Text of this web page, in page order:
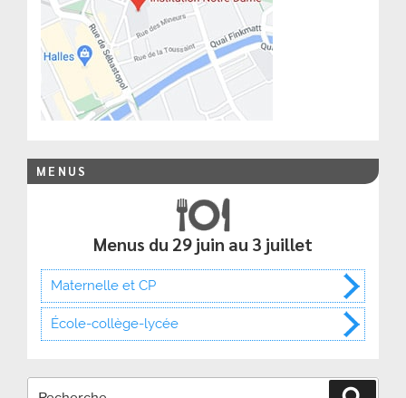
MENUS
Menus du 29 juin au 3 juillet
Maternelle et CP
École-collège-lycée